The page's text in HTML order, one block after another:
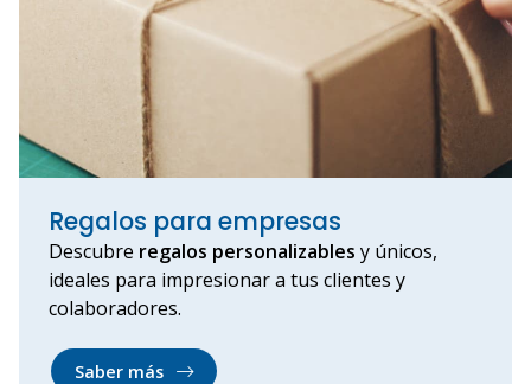
Regalos para empresas
Descubre regalos personalizables y únicos,
ideales para impresionar a tus clientes y
colaboradores.
Saber más